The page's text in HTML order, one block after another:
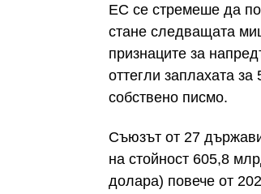
ЕС се стремеше да
стане следващата
признаците за
оттегли заплахата
собствено писмо.
Съюзът от 27
на стойност 605,8
долара) повече от